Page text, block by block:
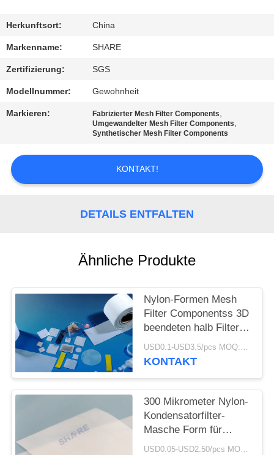
QUALITÄTSKONTROLLE
KONTAKT
MIT
NEUIGKEITEN
RECHTSSACHEN
FORDERN
ANGEBOT
SITEMAP
PRIVACY
POLICY
Herkunftsort: China
Markenname: SHARE
Zertifizierung: SGS
Modellnummer: Gewohnheit
Markieren: Fabrizierter Mesh Filter Components,
Umgewandelter Mesh Filter Components,
Synthetischer Mesh Filter Components
KONTAKT!
DETAILS ENTFALTEN
Ähnliche Produkte
Nylon-Formen Mesh
Filter Componentss 3D
beendeten halb Filter-
Teile
USD0.1-USD3.5/pcs MOQ:500pcs
KONTAKT
300 Mikrometer Nylon-
Kondensatorfilter-
Masche Form für
Solar-hydropanel
USD0.05-USD2.50/pcs MOQ:200pcs